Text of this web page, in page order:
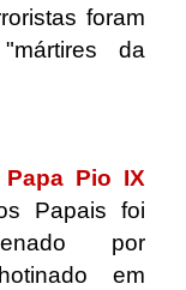
foram
da
Pio IX
Papais foi
por
em